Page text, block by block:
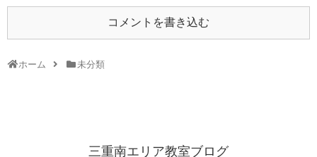
コメントを書き込む
ホーム 未分類
三重南エリア教室ブログ